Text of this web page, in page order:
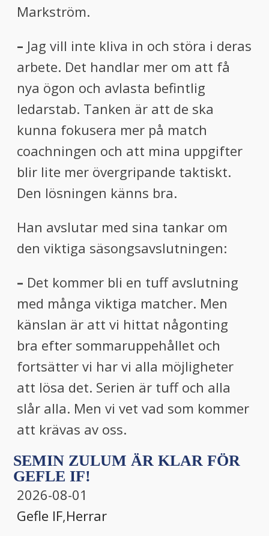
Markström.
– Jag vill inte kliva in och störa i deras
arbete. Det handlar mer om att få
nya ögon och avlasta befintlig
ledarstab. Tanken är att de ska
kunna fokusera mer på match
coachningen och att mina uppgifter
blir lite mer övergripande taktiskt.
Den lösningen känns bra.
Han avslutar med sina tankar om
den viktiga säsongsavslutningen:
– Det kommer bli en tuff avslutning
med många viktiga matcher. Men
känslan är att vi hittat någonting
bra efter sommaruppehållet och
fortsätter vi har vi alla möjligheter
att lösa det. Serien är tuff och alla
slår alla. Men vi vet vad som kommer
att krävas av oss.
SEMIN ZULUM ÄR KLAR FÖR
GEFLE IF!
2026-08-01
Gefle IF,Herrar